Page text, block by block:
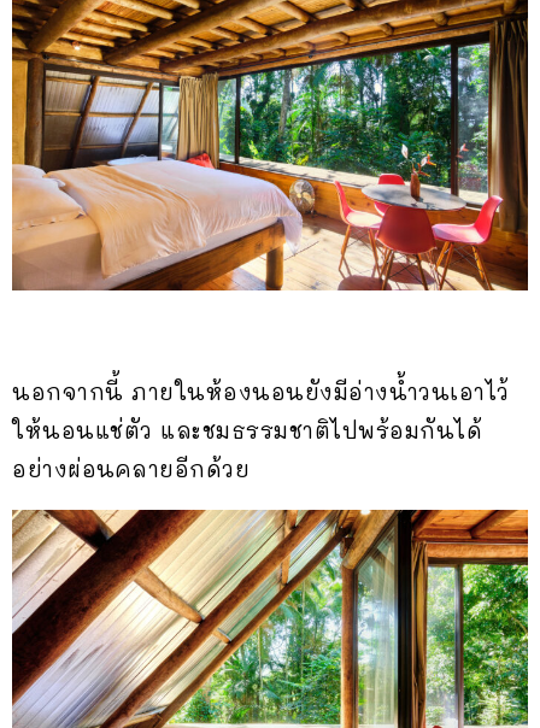
นอกจากนี้ ภายในห้องนอนยังมีอ่างน้ำวนเอาไว้
ให้นอนแช่ตัว และชมธรรมชาติไปพร้อมกันได้
อย่างผ่อนคลายอีกด้วย